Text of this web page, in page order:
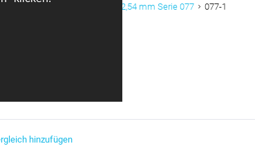
auf Kunststoffcarrier 2,54 mm Serie 077 077-1
hinzufügen